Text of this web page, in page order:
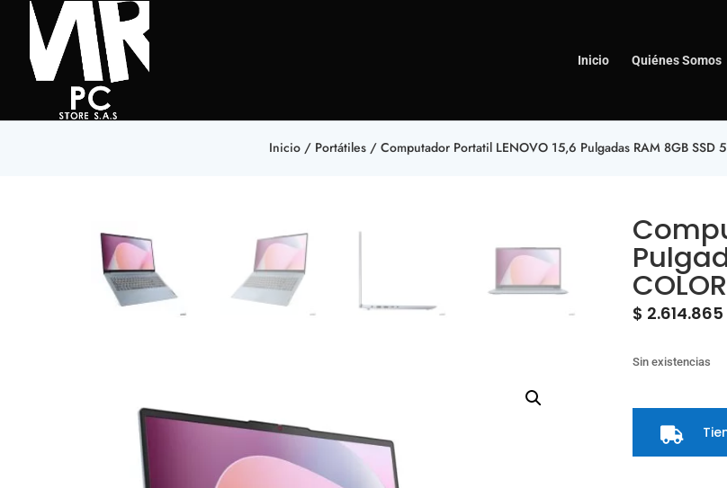
Inicio Quiénes Somos
Inicio/ Portátiles/ Computador Portatil LENOVO 15,6 Pulgadas RAM 8GB SSD
$ 2.614.865
Sin existencias
